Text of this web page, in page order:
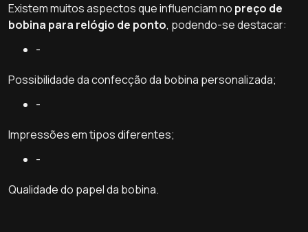
Existem muitos aspectos que influenciam no preço de
bobina para relógio de ponto, podendo-se destacar:
-
Possibilidade da confecção da bobina personalizada;
-
Impressões em tipos diferentes;
-
Qualidade do papel da bobina.